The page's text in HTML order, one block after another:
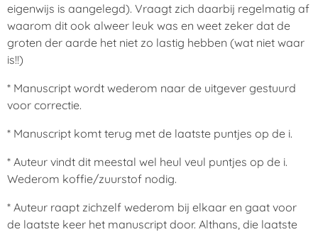
eigenwijs is aangelegd). Vraagt zich daarbij regelmatig af
waarom dit ook alweer leuk was en weet zeker dat de
groten der aarde het niet zo lastig hebben (wat niet waar
is!!)
* Manuscript wordt wederom naar de uitgever gestuurd
voor correctie.
* Manuscript komt terug met de laatste puntjes op de i.
* Auteur vindt dit meestal wel heul veul puntjes op de i.
Wederom koffie/zuurstof nodig.
* Auteur raapt zichzelf wederom bij elkaar en gaat voor
de laatste keer het manuscript door. Althans, die laatste